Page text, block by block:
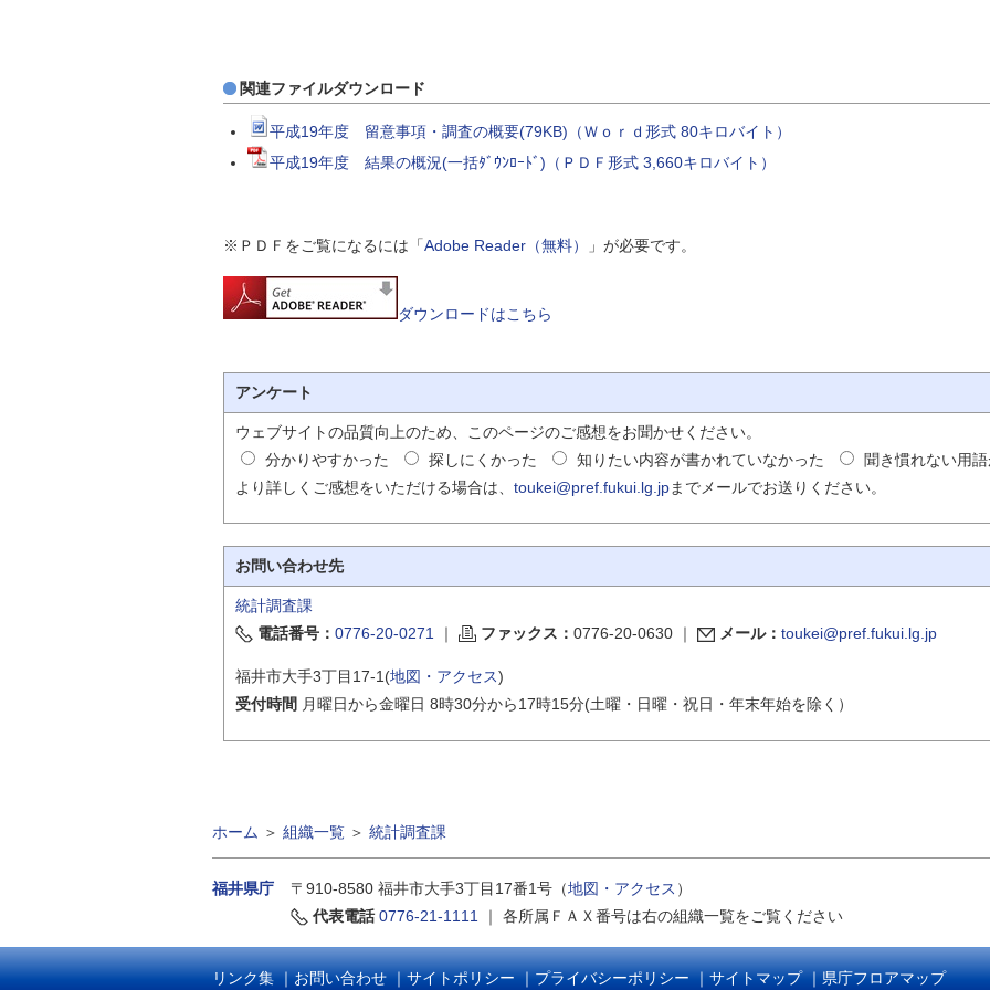
関連ファイルダウンロード
平成19年度 留意事項・調査の概要(79KB)（Ｗｏｒｄ形式 80キロバイト）
平成19年度 結果の概況(一括ﾀﾞｳﾝﾛｰﾄﾞ)（ＰＤＦ形式 3,660キロバイト）
※ＰＤＦをご覧になるには「Adobe Reader（無料） 」が必要です。
ダウンロードはこちら
アンケート
ウェブサイトの品質向上のため、このページのご感想をお聞かせください。
分かりやすかった
探しにくかった 知りたい内容が書かれていなかった
聞き慣れない用
より詳しくご感想をいただける場合は、 toukei@pref.fukui.lg.jpまでメールでお送りください。
お問い合わせ先
統計調査課
電話番号： 0776-20-0271 ｜ ファックス： 0776-20-0630 ｜ メール： toukei@pref.fukui.lg.jp
福井市大手3丁目17-1(地図・アクセス)
受付時間 月曜日から金曜日 8時30分から17時15分(土曜・日曜・祝日・年末年始を除く）
ホーム ＞ 組織一覧 ＞ 統計調査課
福井県庁 〒910-8580 福井市大手3丁目17番1号（地図・アクセス ）
代表電話 0776-21-1111 ｜ 各所属ＦＡＸ番号は右の組織一覧をご覧ください
リンク集｜お問い合わせ｜サイトポリシー｜プライバシーポリシー｜サイトマップ｜県庁フロアマップ